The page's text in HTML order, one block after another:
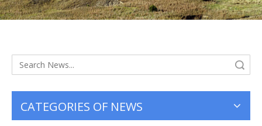
CATEGORIES OF NEWS